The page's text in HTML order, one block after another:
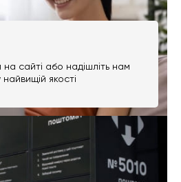
сайті або надішліть нам
якості